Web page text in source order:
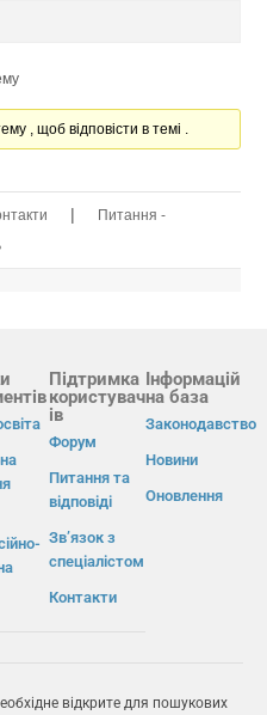
, щоб відповісти в темі .
|
Питання -
Підтримка
користувач
ів
Форум
Питання та
відповіді
Зв’язок з
спеціалістом
Контакти
Інформацій
на база
Законодавство
Новини
Оновлення
відкрите для пошукових